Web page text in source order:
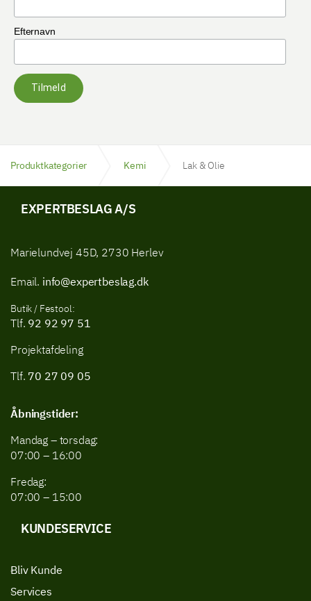
Efternavn
Tilmeld
Produktkategorier Kemi Lak & Olie
EXPERTBESLAG A/S
Marielundvej 45D, 2730 Herlev
Email. info@expertbeslag.dk
Butik / Festool:
Tlf. 92 92 97 51
Projektafdeling
Tlf. 70 27 09 05
Åbningstider:
Mandag – torsdag:
07:00 – 16:00
Fredag:
07:00 – 15:00
KUNDESERVICE
Bliv Kunde
Services